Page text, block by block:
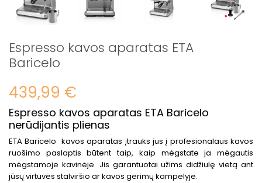
Espresso kavos aparatas ETA
Baricelo
439,99 €
Espresso kavos aparatas ETA Baricelo
nerūdijantis plienas
ETA Baricelo kavos aparatas įtrauks jus į profesionalaus kavos
ruošimo paslaptis būtent taip, kaip mėgstate ja mėgautis
mėgstamoje kavinėje. Jis garantuotai užims didžiulę vietą ant
jūsų virtuvės stalviršio ar kavos gėrimų kampelyje.